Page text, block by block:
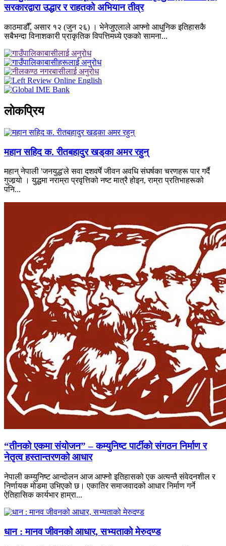
सरकारद्वारा उद्धार र राहतको अभियान तीव्र
काठमाडौँ, असार १२ (जुन २६) । भेनेजुएलाले आफ्नो आधुनिक इतिहासकै
सबैभन्दा विनाशकारी प्राकृतिक विपत्तिमध्ये एकको सामना...
लाेकप्रिय
महान सहिद क. रीतबहादुर खड्‌का अमर रहुन्
महान् नेपाली 'जनयुद्ध'ले सवा दशवर्षे जीवन अवधि संघर्षका चरणहरू पार गर्दै
गुजार्‍यो । युद्धमा नराम्रा प्रवृत्तिको नष्ट मात्रै होइन, राम्रा प्रतिभाहरूको
पनि...
“तीनको एकमा संयोजन” – कम्युनिष्ट पार्टीको संगठन निर्माण र
नेतृत्व हस्तान्तरणको आधार
नेपाली कम्युनिष्ट आन्दोलन आज आफ्नो इतिहासको एक अत्यन्तै संवेदनशील र
निर्णायक मोडमा उभिएको छ। एकातिर समाजवादको आधार निर्माण गर्ने
ऐतिहासिक कार्यभार हाम्रा...
धान : मानव जीवनको आधार, सभ्यताको मेरुदण्ड